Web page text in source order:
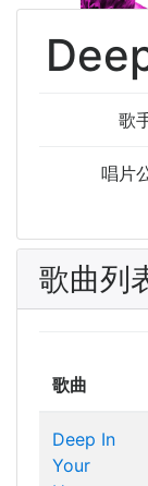
歌
唱片
歌曲列
歌曲
Deep In
Your